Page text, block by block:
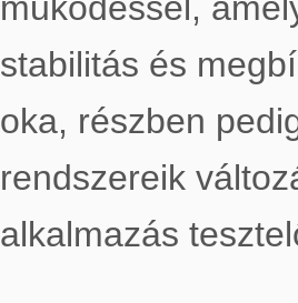
stabilitás és
oka, részben
rendszereik
alkalmazás